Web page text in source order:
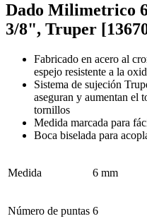
Dado Milimetrico
3/8", Truper
Fabricado en acero al
espejo resistente a la
Sistema de sujeción
aseguran y aumentan el
tornillos
Medida marcada para
Boca biselada para
Medida 6 mm
Número de puntas 6